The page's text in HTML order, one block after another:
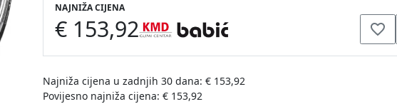
NAJNIŽA CIJENA
€ 153,92
Najniža cijena u zadnjih 30 dana: € 153,92
Povijesno najniža cijena: € 153,92